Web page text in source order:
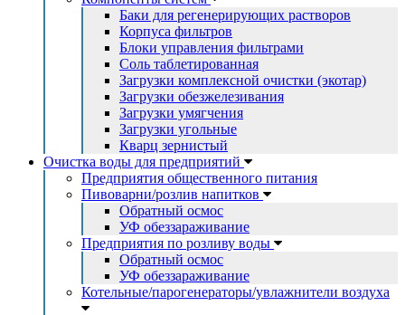
Баки для регенерирующих растворов
Корпуса фильтров
Блоки управления фильтрами
Соль таблетированная
Загрузки комплексной очистки (экотар)
Загрузки обезжелезивания
Загрузки умягчения
Загрузки угольные
Кварц зернистый
Очистка воды для предприятий
Предприятия общественного питания
Пивоварни/розлив напитков
Обратный осмос
УФ обеззараживание
Предприятия по розливу воды
Обратный осмос
УФ обеззараживание
Котельные/парогенераторы/увлажнители воздуха